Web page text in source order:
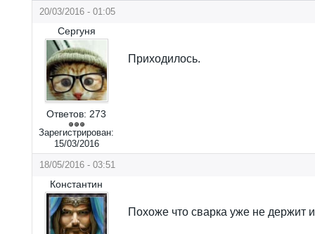
20/03/2016 - 01:05
Сергуня
Ответов: 273
Зарегистрирован:
15/03/2016
Приходилось.
18/05/2016 - 03:51
Константин
Похоже что сварка уже не держит